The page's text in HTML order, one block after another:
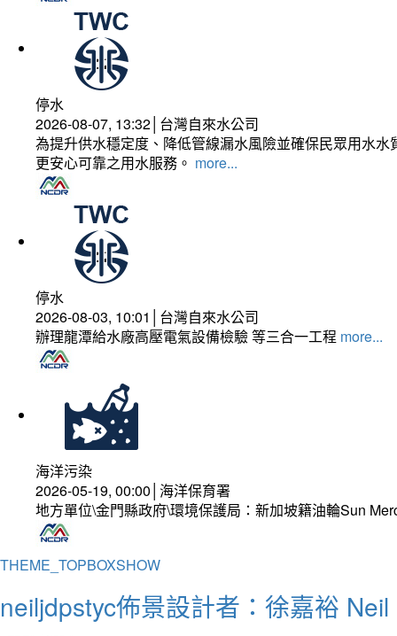
停水
2026-08-07, 13:32│台灣自來水公司
為提升供水穩定度、降低管線漏水風險並確保民眾用水
更安心可靠之用水服務。 more...
停水
2026-08-03, 10:01│台灣自來水公司
辦理龍潭給水廠高壓電氣設備檢驗 等三合一工程 more...
海洋污染
2026-05-19, 00:00│海洋保育署
地方單位\金門縣政府\環境保護局：新加坡籍油輪Sun
THEME_TOPBOXSHOW
neiljdpstyc佈景設計者：徐嘉裕